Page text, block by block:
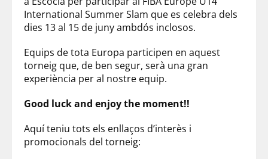
International Summer Slam que es celebra dels
dies 13 al 15 de juny ambdós inclosos.
Equips de tota Europa participen en aquest
torneig que, de ben segur, serà una gran
experiència per al nostre equip.
Good luck and enjoy the moment!!
Aquí teniu tots els enllaços d’interès i
promocionals del torneig: